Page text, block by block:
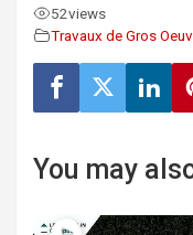
52views
Travaux de Gros
You may